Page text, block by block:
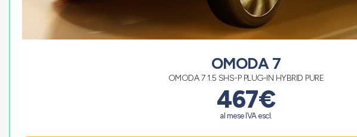
OMODA 7
OMODA 7 1.5 SHS-P PLUG-IN HYBRID PURE
467€
al mese IVA escl.